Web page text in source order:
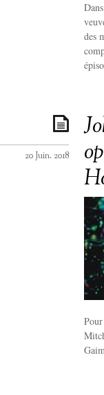
des
20 Juin. 2018